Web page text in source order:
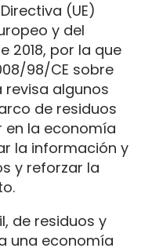
(UE)
y del
2018, por la que
98/CE sobre
revisa algunos
de residuos
en la economía
la información y
y reforzar la
de residuos y
una economía